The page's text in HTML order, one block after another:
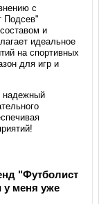
с
Подсев"
и
идеальное
на спортивных
для игр и
надежный
"Футболист
у меня уже